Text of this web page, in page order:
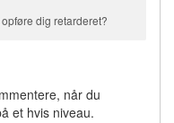
dig retarderet?
når du
et hvis niveau.